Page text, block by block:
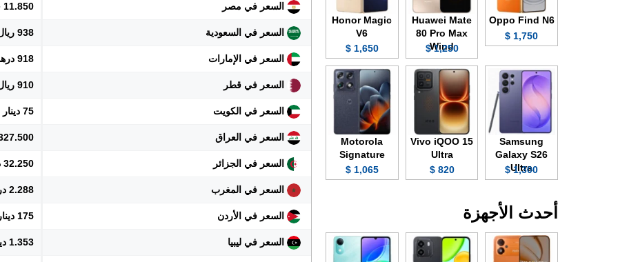
السعر في مصر 11.850 جنيه
السعر في السعودية 938 ريال
السعر في الإمارات 918 درهم
السعر في قطر 910 ريال
السعر في الكويت 75 دينار
السعر في العراق 327.500
السعر في الجزائر 32.250 دينار
السعر في المغرب 2.288 درهم
السعر في الأردن 175 دينار
السعر في ليبيا 1.353 دينار
Oppo Find N6
1,750 $
Huawei Mate
80 Pro Max
Wind
1,250 $
Honor Magic
V6
1,650 $
Samsung
Galaxy S26
Ultra
1,300 $
Vivo iQOO 15
Ultra
820 $
Motorola
Signature
1,065 $
أحدث الأجهزة